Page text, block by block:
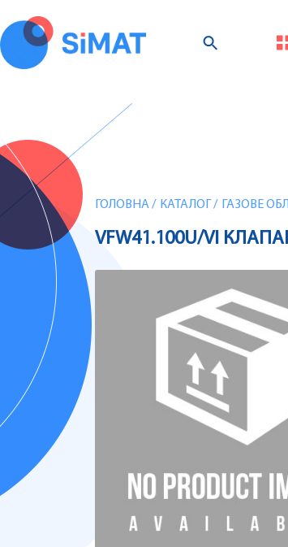
ГОЛОВНА/ КАТАЛОГ / ГАЗОВЕ
VFW41.100U/VI